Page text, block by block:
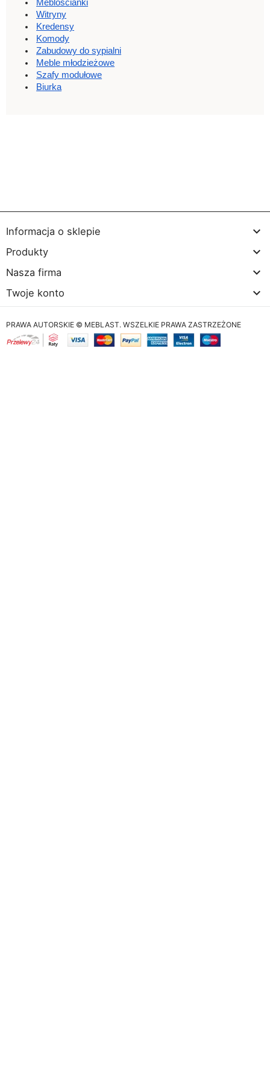
Meblościanki
Witryny
Kredensy
Komody
Zabudowy do sypialni
Meble młodzieżowe
Szafy modułowe
Biurka
Informacja o sklepie 
Produkty 
Nasza firma 
Twoje konto 
PRAWA AUTORSKIE © MEBLAST. WSZELKIE PRAWA ZASTRZEŻONE